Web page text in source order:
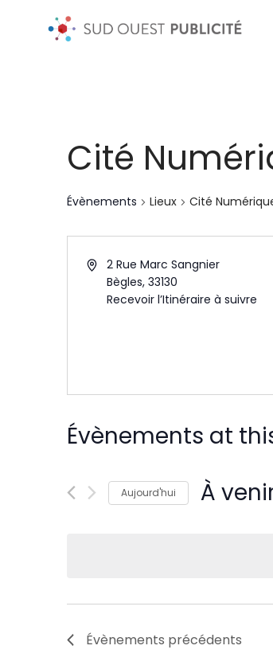
Cité
Évènements Lieux Cité
2 Rue Marc Sangnier
Bègles, 33130
Recevoir l’Itinéraire à suivre
Évènements at
Aujourd'hui À
Évènements précédents